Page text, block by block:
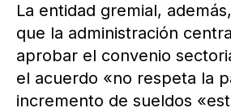
La entidad gremial,
que la administración
aprobar el convenio
el acuerdo «no respeta la
incremento de sueldos